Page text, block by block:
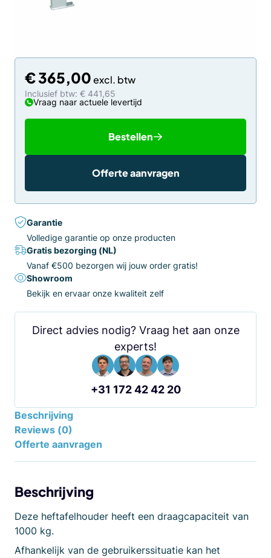
€365,00
Inclusief btw: € 441,65
Vraag naar actuele levertijd
Bestellen
Offerte aanvragen
Garantie
Volledige garantie op onze producten
Gratis bezorging (NL)
Vanaf €500 bezorgen wij jouw order gratis!
Showroom
Bekijk en ervaar onze kwaliteit zelf
Direct advies nodig? Vraag het aan onze
experts!
+31 172 42 42 20
Beschrijving
Reviews (0)
Offerte aanvragen
Beschrijving
Deze heftafelhouder heeft een draagcapaciteit van
1000 kg.
Afhankelijk van de gebruikerssituatie kan het